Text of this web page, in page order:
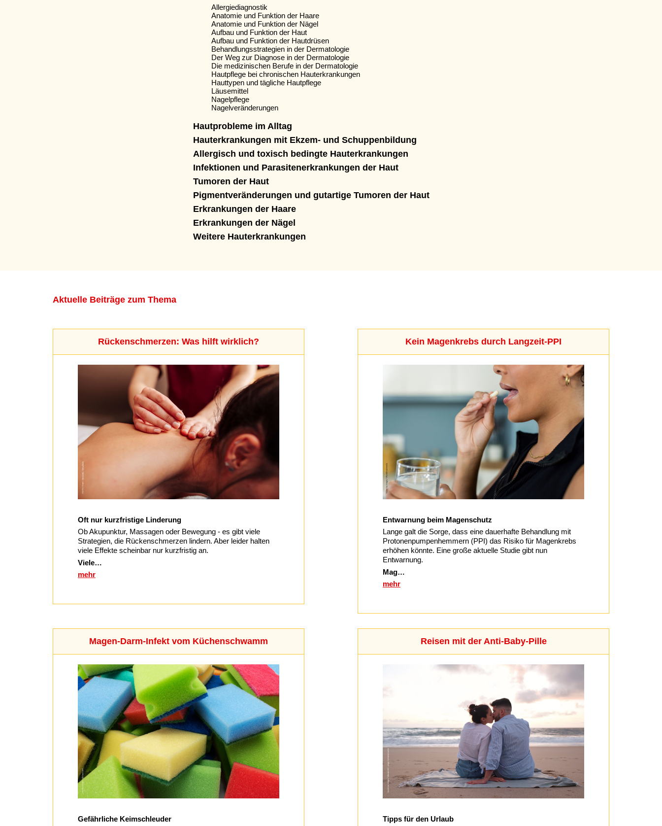
Allergiediagnostik
Anatomie und Funktion der Haare
Anatomie und Funktion der Nägel
Aufbau und Funktion der Haut
Aufbau und Funktion der Hautdrüsen
Behandlungsstrategien in der Dermatologie
Der Weg zur Diagnose in der Dermatologie
Die medizinischen Berufe in der Dermatologie
Hautpflege bei chronischen Hauterkrankungen
Hauttypen und tägliche Hautpflege
Läusemittel
Nagelpflege
Nagelveränderungen
Hautprobleme im Alltag
Hauterkrankungen mit Ekzem- und Schuppenbildung
Allergisch und toxisch bedingte Hauterkrankungen
Infektionen und Parasitenerkrankungen der Haut
Tumoren der Haut
Pigmentveränderungen und gutartige Tumoren der Haut
Erkrankungen der Haare
Erkrankungen der Nägel
Weitere Hauterkrankungen
Aktuelle Beiträge zum Thema
Rückenschmerzen: Was hilft wirklich?
Oft nur kurzfristige Linderung
Ob Akupunktur, Massagen oder Bewegung - es gibt viele
Strategien, die Rückenschmerzen lindern. Aber leider halten
viele Effekte scheinbar nur kurzfristig an.
Viele…
mehr
Kein Magenkrebs durch Langzeit-PPI
Entwarnung beim Magenschutz
Lange galt die Sorge, dass eine dauerhafte Behandlung mit
Protonenpumpenhemmern (PPI) das Risiko für Magenkrebs
erhöhen könnte. Eine große aktuelle Studie gibt nun
Entwarnung.
Mag…
mehr
Magen-Darm-Infekt vom Küchenschwamm
Gefährliche Keimschleuder
Reisen mit der Anti-Baby-Pille
Tipps für den Urlaub